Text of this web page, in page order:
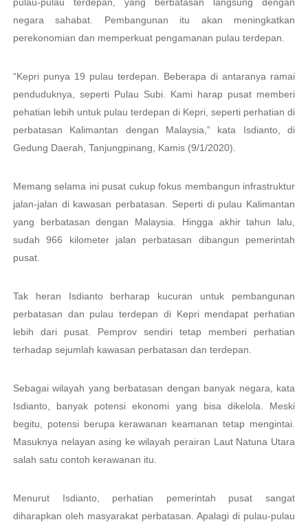
negara sahabat. Pembangunan itu akan meningkatkan
perekonomian dan memperkuat pengamanan pulau terdepan.
“Kepri punya 19 pulau terdepan. Beberapa di antaranya ramai
penduduknya, seperti Pulau Subi. Kami harap pusat memberi
pehatian lebih untuk pulau terdepan di Kepri, seperti perhatian di
perbatasan Kalimantan dengan Malaysia,” kata Isdianto, di
Gedung Daerah, Tanjungpinang, Kamis (9/1/2020).
Memang selama ini pusat cukup fokus membangun infrastruktur
jalan-jalan di kawasan perbatasan. Seperti di pulau Kalimantan
yang berbatasan dengan Malaysia. Hingga akhir tahun lalu,
sudah 966 kilometer jalan perbatasan dibangun pemerintah
pusat.
Tak heran Isdianto berharap kucuran untuk pembangunan
perbatasan dan pulau terdepan di Kepri mendapat perhatian
lebih dari pusat. Pemprov sendiri tetap memberi perhatian
terhadap sejumlah kawasan perbatasan dan terdepan.
Sebagai wilayah yang berbatasan dengan banyak negara, kata
Isdianto, banyak potensi ekonomi yang bisa dikelola. Meski
begitu, potensi berupa kerawanan keamanan tetap mengintai.
Masuknya nelayan asing ke wilayah perairan Laut Natuna Utara
salah satu contoh kerawanan itu.
Menurut Isdianto, perhatian pemerintah pusat sangat
diharapkan oleh masyarakat perbatasan. Apalagi di pulau-pulau